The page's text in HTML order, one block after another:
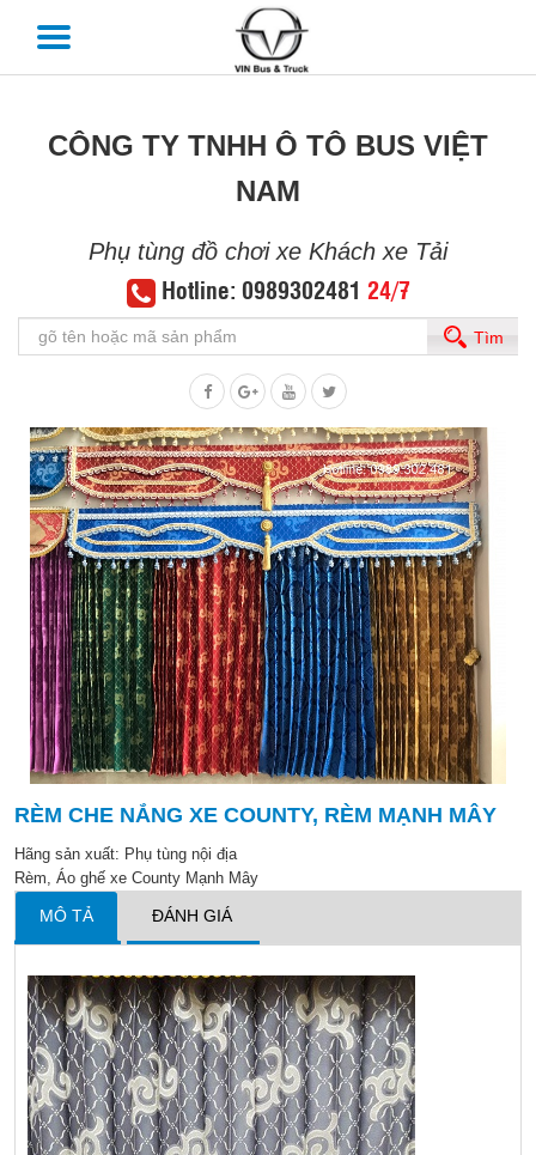
CÔNG TY TNHH Ô TÔ BUS VIỆT
NAM
Phụ tùng đồ chơi xe Khách xe Tải
Hotline: 0989302481 24/7
Tìm
RÈM CHE NẮNG XE COUNTY, RÈM MẠNH MÂY
Hãng sản xuất: Phụ tùng nội địa
Rèm, Áo ghế xe County Mạnh Mây
MÔ TẢ ĐÁNH GIÁ